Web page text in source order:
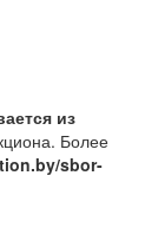
из
Более
sbor-